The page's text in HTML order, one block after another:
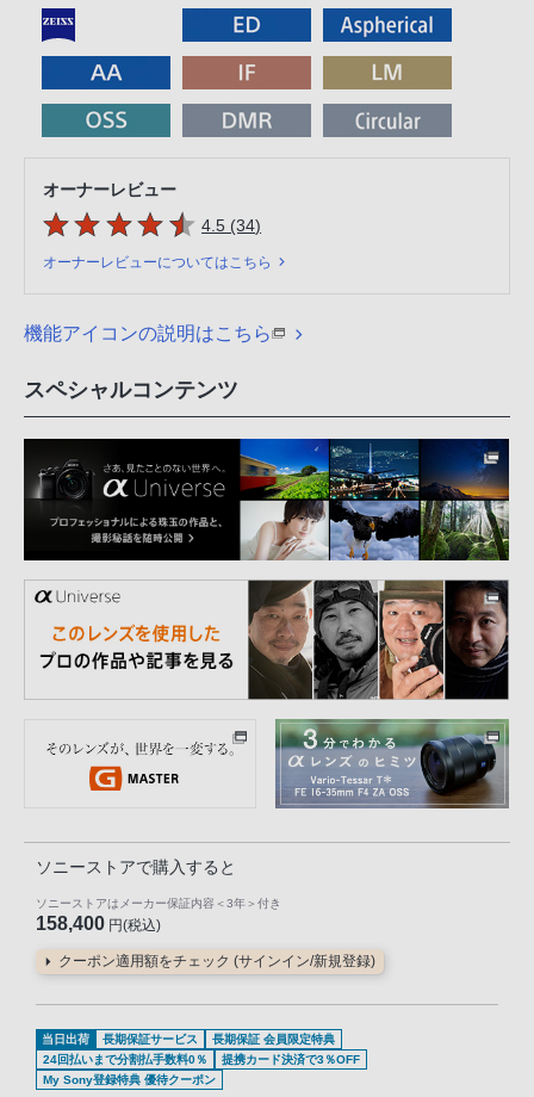
オーナーレビュー
5つの星のうち
4.5 (34件のレビュー
)
オーナーレビューについてはこちら
機能アイコンの説明はこちら
スペシャルコンテンツ
ソニーストアで購入すると
ソニーストアはメーカー保証内容 ＜3年＞ 付き
158,400 円(税込)
クーポン適用額をチェック (サインイン/新規登録)
当日出荷 長期保証サービス
長期保証 会員限定特典
24回払いまで分割払手数料0％
提携カード決済で3％OFF
My Sony登録特典 優待クーポン